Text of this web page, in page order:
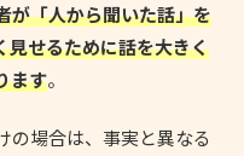
が「人から聞いた話」を
見せるために話を大きく
ます。
の場合は、事実と異なる